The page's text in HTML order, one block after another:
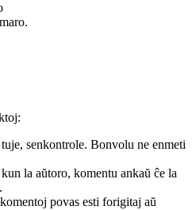
senkontrole. Bonvolu ne enmeti
la aŭtoro, komentu ankaŭ ĉe la
povas esti forigitaj aŭ